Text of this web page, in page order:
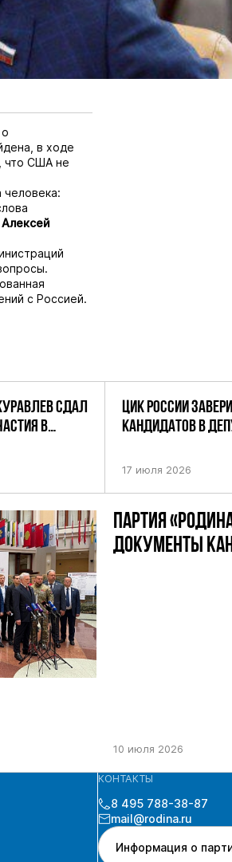
в ходе
что США не
Алексей
с Россией.
СДАЛ
В
ЦИК РОССИИ
КАНДИДАТОВ В
17 июля 2026
ПАРТИЯ
ДОКУМЕНТЫ
10 июля 2026
КОНТАКТЫ
8 495 788-38-87
mail@rodina.ru
Информация о